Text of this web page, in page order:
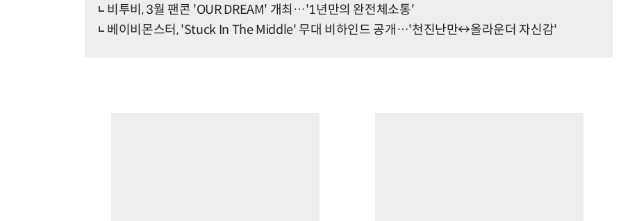
비투비, 3월 팬콘 'OUR DREAM' 개최…'1년만의 완전체소통'
베이비몬스터, 'Stuck In The Middle' 무대 비하인드 공개…'천진난만↔올라운더 자신감'